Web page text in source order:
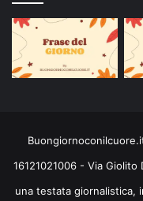
16121021006 - Via
una testata giornalistica,